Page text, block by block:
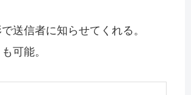
送信者に知らせてくれる。
可能。